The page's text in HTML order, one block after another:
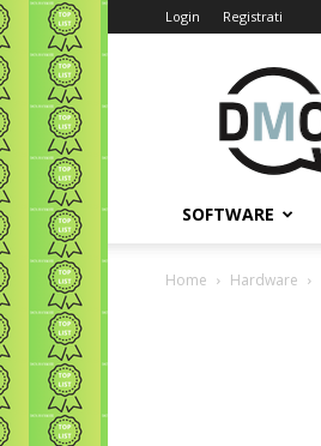
Login Registrati
SOFTWARE
Home Hardware